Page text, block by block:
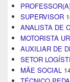
SUPERVISOR
ANALISTA DE
MOTORISTA
AUXILIAR DE
SETOR
MÃE SOCIAL